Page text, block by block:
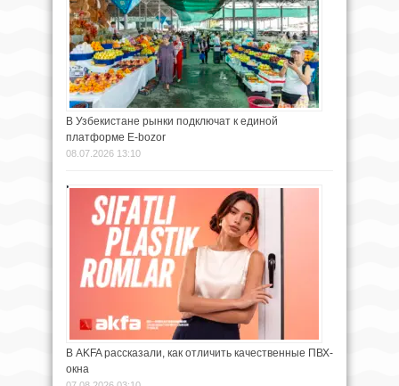
В Узбекистане рынки подключат к единой
платформе E-bozor
08.07.2026 13:10
В AKFA рассказали, как отличить качественные ПВХ-
окна